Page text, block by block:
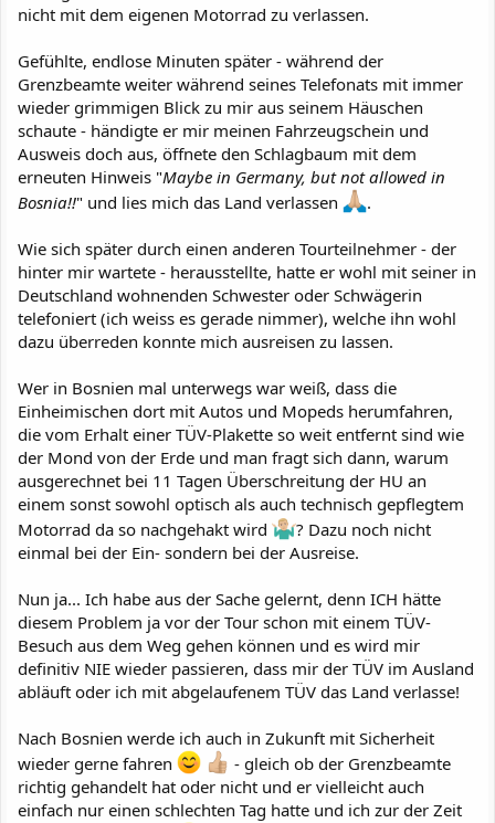
nicht mit dem eigenen Motorrad zu verlassen.
Gefühlte, endlose Minuten später - während der
Grenzbeamte weiter während seines Telefonats mit immer
wieder grimmigen Blick zu mir aus seinem Häuschen
schaute - händigte er mir meinen Fahrzeugschein und
Ausweis doch aus, öffnete den Schlagbaum mit dem
erneuten Hinweis "Maybe in Germany, but not allowed in
Bosnia!!" und lies mich das Land verlassen .
Wie sich später durch einen anderen Tourteilnehmer - der
hinter mir wartete - herausstellte, hatte er wohl mit seiner in
Deutschland wohnenden Schwester oder Schwägerin
telefoniert (ich weiss es gerade nimmer), welche ihn wohl
dazu überreden konnte mich ausreisen zu lassen.
Wer in Bosnien mal unterwegs war weiß, dass die
Einheimischen dort mit Autos und Mopeds herumfahren,
die vom Erhalt einer TÜV-Plakette so weit entfernt sind wie
der Mond von der Erde und man fragt sich dann, warum
ausgerechnet bei 11 Tagen Überschreitung der HU an
einem sonst sowohl optisch als auch technisch gepflegtem
Motorrad da so nachgehakt wird
? Dazu noch nicht
einmal bei der Ein- sondern bei der Ausreise.
Nun ja... Ich habe aus der Sache gelernt, denn ICH hätte
diesem Problem ja vor der Tour schon mit einem TÜV-
Besuch aus dem Weg gehen können und es wird mir
definitiv NIE wieder passieren, dass mir der TÜV im Ausland
abläuft oder ich mit abgelaufenem TÜV das Land verlasse!
Nach Bosnien werde ich auch in Zukunft mit Sicherheit
wieder gerne fahren
- gleich ob der Grenzbeamte
richtig gehandelt hat oder nicht und er vielleicht auch
einfach nur einen schlechten Tag hatte und ich zur der Zeit